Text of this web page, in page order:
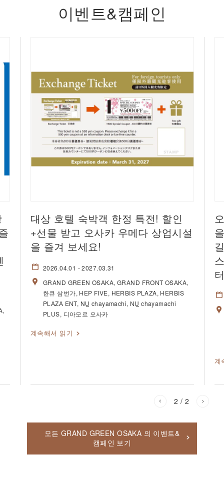
이벤트&캠페인
대상 호텔 숙박객 한정 특전! 할인
+선물 받고 오사카 우메다 상업시설
을 즐겨 보세요!
2026.04.01 - 2027.03.31
GRAND GREEN OSAKA GRAND FRONT OSAKA
한큐 삼번가 HEP FIVE HERBIS PLAZA HERBIS
PLAZA ENT NU chayamachi NU chayamachi
PLUS 디아모르 오사카
계속해서 읽기
계
2 / 2
모든 GRAND GREEN OSAKA 의 이벤트&
캠페인 보기